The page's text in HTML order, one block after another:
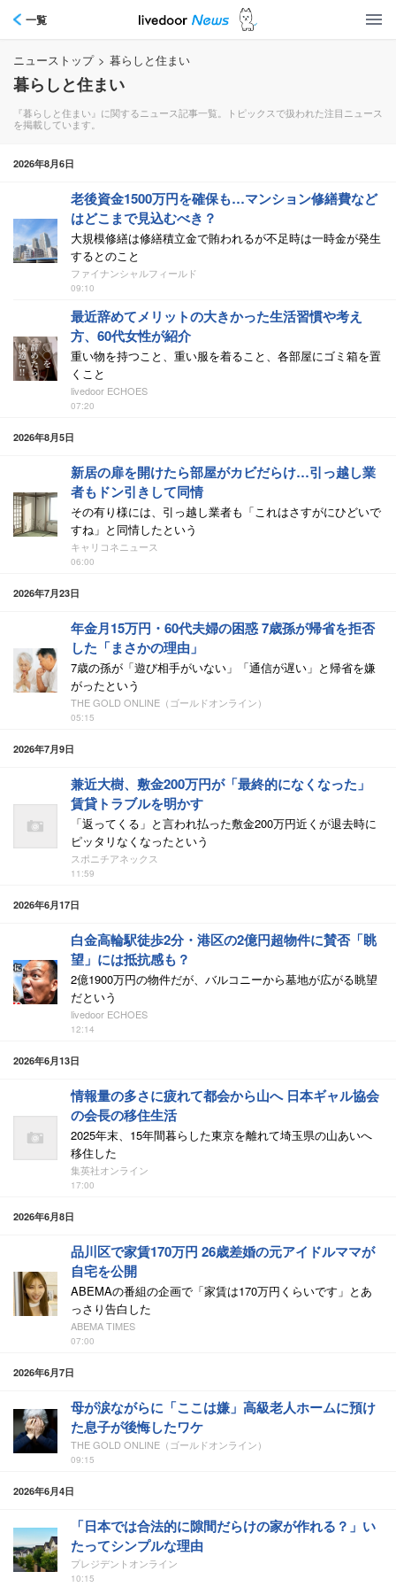
一覧
ニューストップ > 暮らしと住まい
暮らしと住まい
『暮らしと住まい』に関するニュース記事一覧。トピックスで扱われた注目ニュース
を掲載しています。
2026年8月6日
老後資金1500万円を確保も…マンション修繕費など
はどこまで見込むべき？
大規模修繕は修繕積立金で賄われるが不足時は一時金が発生
するとのこと
ファイナンシャルフィールド
09:10
最近辞めてメリットの大きかった生活習慣や考え
方、60代女性が紹介
重い物を持つこと、重い服を着ること、各部屋にゴミ箱を置
くこと
livedoor ECHOES
07:20
2026年8月5日
新居の扉を開けたら部屋がカビだらけ…引っ越し業
者もドン引きして同情
その有り様には、引っ越し業者も「これはさすがにひどいで
すね」と同情したという
キャリコネニュース
06:00
2026年7月23日
年金月15万円・60代夫婦の困惑 7歳孫が帰省を拒否
した「まさかの理由」
7歳の孫が「遊び相手がいない」「通信が遅い」と帰省を嫌
がったという
THE GOLD ONLINE（ゴールドオンライン）
05:15
2026年7月9日
兼近大樹、敷金200万円が「最終的になくなった」
賃貸トラブルを明かす
「返ってくる」と言われ払った敷金200万円近くが退去時に
ピッタリなくなったという
スポニチアネックス
11:59
2026年6月17日
白金高輪駅徒歩2分・港区の2億円超物件に賛否「眺
望」には抵抗感も？
2億1900万円の物件だが、バルコニーから墓地が広がる眺望
だという
livedoor ECHOES
12:14
2026年6月13日
情報量の多さに疲れて都会から山へ 日本ギャル協会
の会長の移住生活
2025年末、15年間暮らした東京を離れて埼玉県の山あいへ
移住した
集英社オンライン
17:00
2026年6月8日
品川区で家賃170万円 26歳差婚の元アイドルママが
自宅を公開
ABEMAの番組の企画で「家賃は170万円くらいです」とあ
っさり告白した
ABEMA TIMES
07:00
2026年6月7日
母が涙ながらに「ここは嫌」高級老人ホームに預け
た息子が後悔したワケ
THE GOLD ONLINE（ゴールドオンライン）
09:15
2026年6月4日
「日本では合法的に隙間だらけの家が作れる？」い
たってシンプルな理由
プレジデントオンライン
10:15